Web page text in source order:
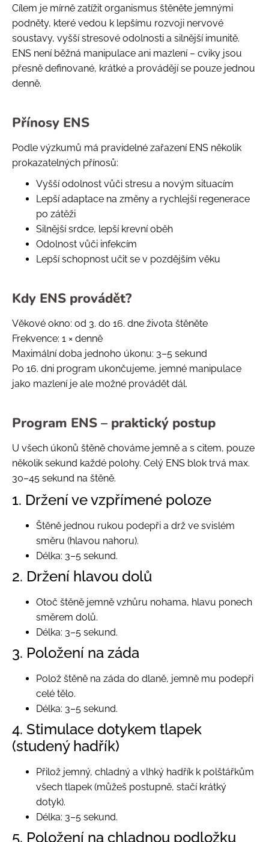
Cílem je mírně zatížit organismus štěněte jemnými
podněty, které vedou k lepšímu rozvoji nervové
soustavy, vyšší stresové odolnosti a silnější imunitě.
ENS není běžná manipulace ani mazlení – cviky jsou
přesně definované, krátké a provádějí se pouze jednou
denně.
Přínosy ENS
Podle výzkumů má pravidelné zařazení ENS několik
prokazatelných přínosů:
Vyšší odolnost vůči stresu a novým situacím
Lepší adaptace na změny a rychlejší regenerace
po zátěži
Silnější srdce, lepší krevní oběh
Odolnost vůči infekcím
Lepší schopnost učit se v pozdějším věku
Kdy ENS provádět?
Věkové okno: od 3. do 16. dne života štěněte
Frekvence: 1 × denně
Maximální doba jednoho úkonu: 3–5 sekund
Po 16. dni program ukončujeme, jemné manipulace
jako mazlení je ale možné provádět dál.
Program ENS – praktický postup
U všech úkonů štěně chováme jemně a s citem, pouze
několik sekund každé polohy. Celý ENS blok trvá max.
30–45 sekund na štěně.
1. Držení ve vzpřímené poloze
Štěně jednou rukou podepři a drž ve svislém
směru (hlavou nahoru).
Délka: 3–5 sekund.
2. Držení hlavou dolů
Otoč štěně jemně vzhůru nohama, hlavu ponech
směrem dolů.
Délka: 3–5 sekund.
3. Položení na záda
Polož štěně na záda do dlaně, jemně mu podepři
celé tělo.
Délka: 3–5 sekund.
4. Stimulace dotykem tlapek
(studený hadřík)
Přilož jemný, chladný a vlhký hadřík k polštářkům
všech tlapek (můžeš postupně, stačí krátký
dotyk).
Délka: 3–5 sekund.
5. Položení na chladnou podložku